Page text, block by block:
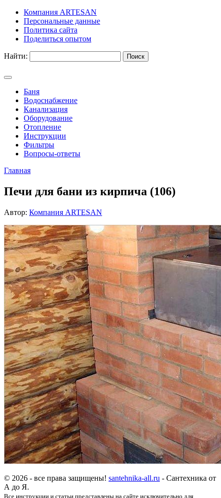
Компания ARTESAN
Персональные данные
Политика сайта
Поделиться опытом
Найти:
Баня
Водоснабжение
Канализация
Оборудование
Отопление
Инструкции
Фильтры
Вопросы-ответы
Главная
Печи для бани из кирпича (106)
Автор: Компания ARTESAN
© 2026 - все права защищены! santehnika-all.ru - Сантехника от
А до Я.
Все инструкции и статьи представлены на сайте исключительно для